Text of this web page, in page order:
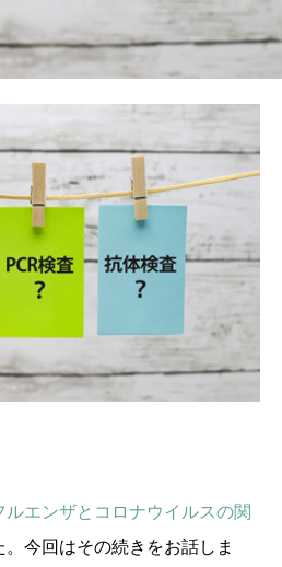
エンザとコロナウイルスの関
今回はその続きをお話しま